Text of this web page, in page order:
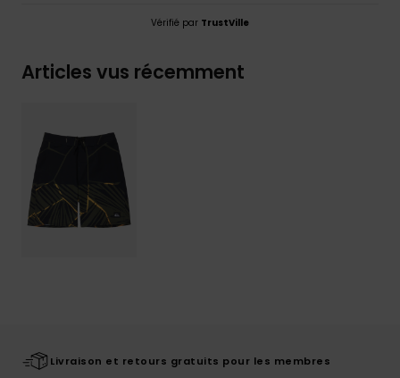
Vérifié par TrustVille
Articles vus récemment
Livraison et retours gratuits pour les membres